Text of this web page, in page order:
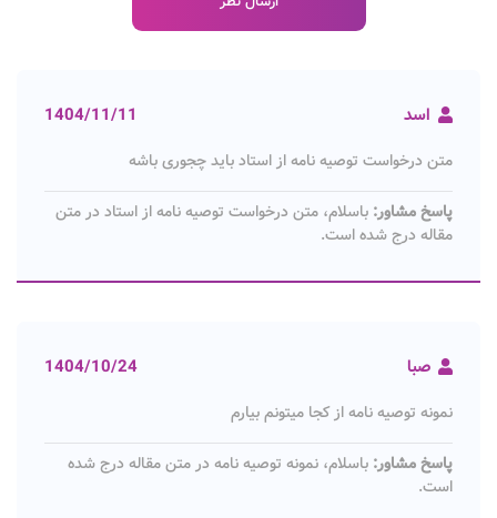
اسد 1404/11/11
متن درخواست توصیه نامه از استاد باید چجوری باشه
پاسخ مشاور: باسلام، متن درخواست توصیه نامه از استاد در متن
مقاله درج شده است.
صبا 1404/10/24
نمونه توصیه نامه از کجا میتونم بیارم
پاسخ مشاور: باسلام، نمونه توصیه نامه در متن مقاله درج شده
است.